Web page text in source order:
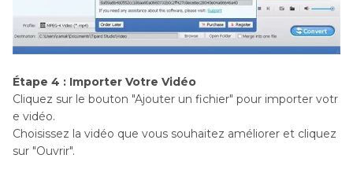
Étape 4 : Importer Votre Vidéo
Cliquez sur le bouton "Ajouter un fichier" pour importer votr
e vidéo.
Choisissez la vidéo que vous souhaitez améliorer et cliquez
sur "Ouvrir".